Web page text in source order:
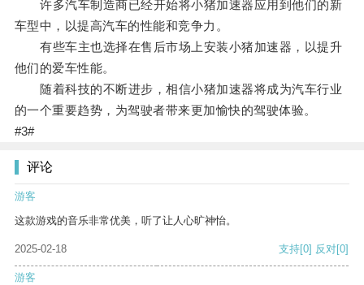
许多汽车制造商已经开始将小猪加速器应用到他们的新
车型中，以提高汽车的性能和竞争力。
有些车主也选择在售后市场上安装小猪加速器，以提升
他们的爱车性能。
随着科技的不断进步，相信小猪加速器将成为汽车行业
的一个重要趋势，为驾驶者带来更加愉快的驾驶体验。
#3#
评论
游客
这款游戏的音乐非常优美，听了让人心旷神怡。
2025-02-18 支持[0] 反对[0]
游客